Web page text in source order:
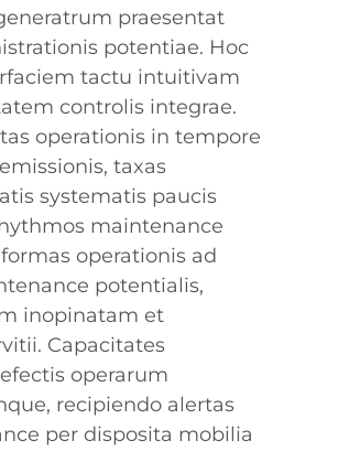
praesentat
potentiae. Hoc
tactu intuitivam
controlis integrae.
operationis in tempore
taxas
systematis paucis
maintenance
operationis ad
potentialis,
inopinatam et
Capacitates
operarum
recipiendo alertas
per disposita mobilia